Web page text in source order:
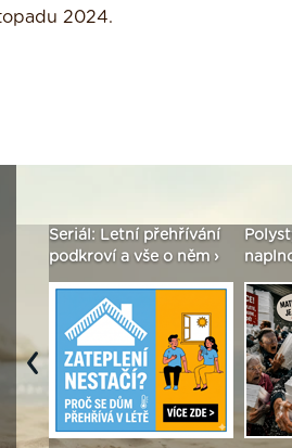
2024.
Seriál: Letní přehřívání
podkroví a vše o něm ›
Previous